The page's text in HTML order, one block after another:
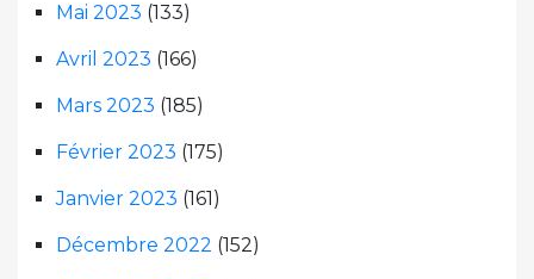
Mai 2023 (133)
Avril 2023 (166)
Mars 2023 (185)
Février 2023 (175)
Janvier 2023 (161)
Décembre 2022 (152)